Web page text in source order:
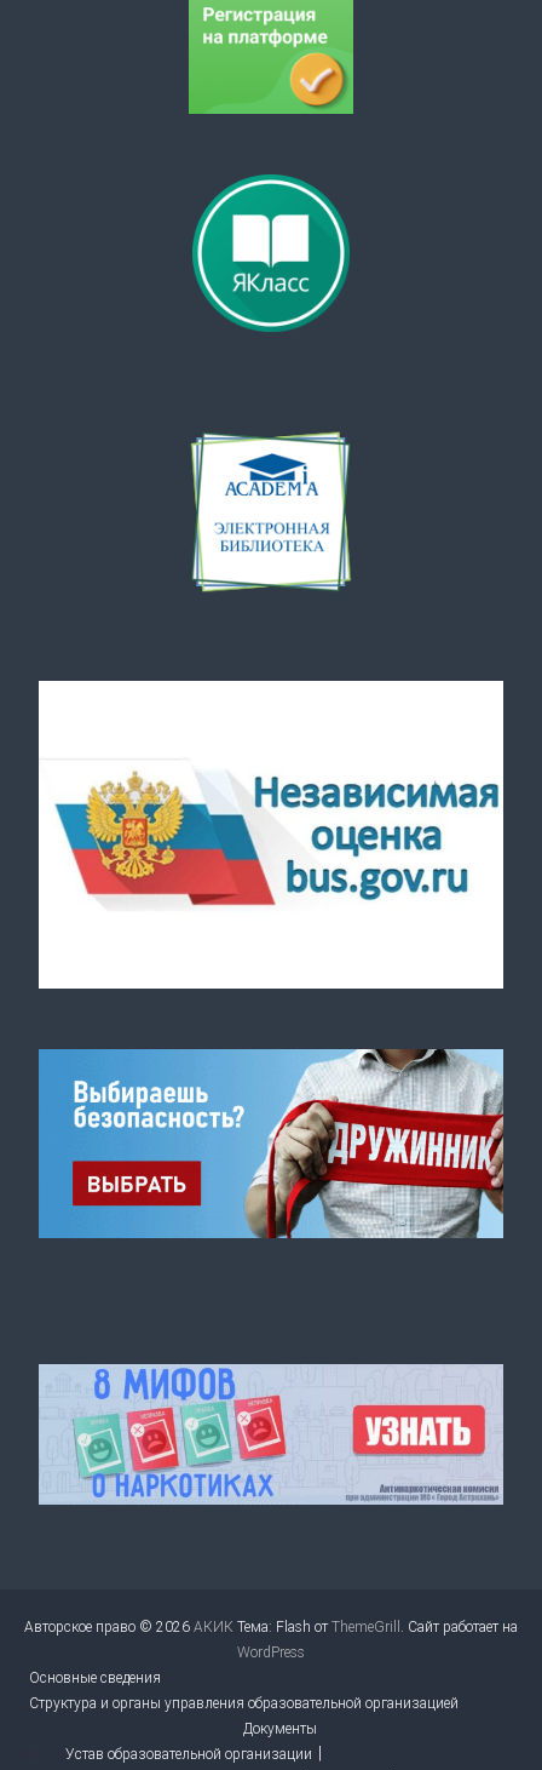
Авторское право © 2026 АКИК Тема: Flash отThemeGrill . Сайт работает на
WordPress
Основные сведения
Структура и органы управления образовательной организацией
Документы
Устав образовательной организации